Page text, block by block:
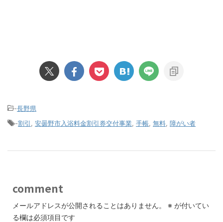
-長野県
-割引 安曇野市入浴料金割引券交付事業 手帳 無料 障がい者
comment
メールアドレスが公開されることはありません。 ※ が付いてい
る欄は必須項目です